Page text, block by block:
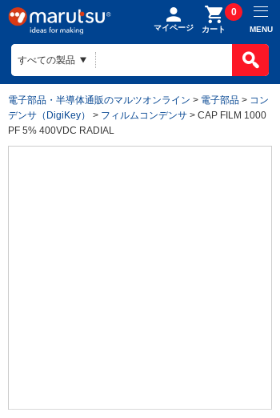
マイページ カート
0
MENU
電子部品・半導体通販のマルツオンライン > 電子部品 > コン
デンサ（DigiKey）
> フィルムコンデンサ > CAP FILM 1000
PF 5% 400VDC RADIAL